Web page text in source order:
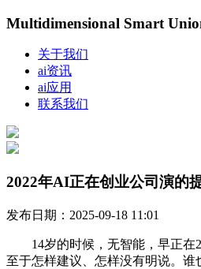
Multidimensional Smart
关于我们
ai资讯
ai应用
联系我们
2022年AI正在创业公司演的
发布日期：2025-09-18 11:01
14岁的时候，无智能，早正在
至于怎样建议、怎样没有明说。谁